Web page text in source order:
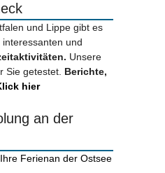
und Lippe gibt es
und
Unsere
Sie getestet. Berichte,
hier
an der